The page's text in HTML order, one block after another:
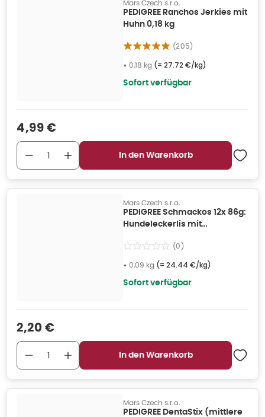
Mars Czech s.r.o.
PEDIGREE Ranchos Jerkies mit
Huhn 0,18 kg
(205)
• 0,18 kg (= 27.72 €/kg)
Sofort verfügbar
Verkaufspreis
4,99 €
In den Warenkorb
Mars Czech s.r.o.
PEDIGREE Schmackos 12x 86g:
Hundeleckerlis mit
(0)
• 0,09 kg (= 24.44 €/kg)
Sofort verfügbar
Verkaufspreis
2,20 €
In den Warenkorb
Mars Czech s.r.o.
PEDIGREE DentaStix (mittlere